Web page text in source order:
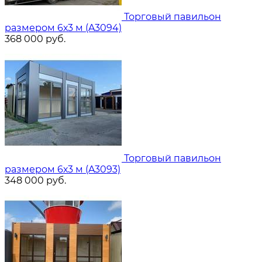
Торговый павильон
размером 6х3 м (A3094)
368 000 руб.
Торговый павильон
размером 6х3 м (A3093)
348 000 руб.